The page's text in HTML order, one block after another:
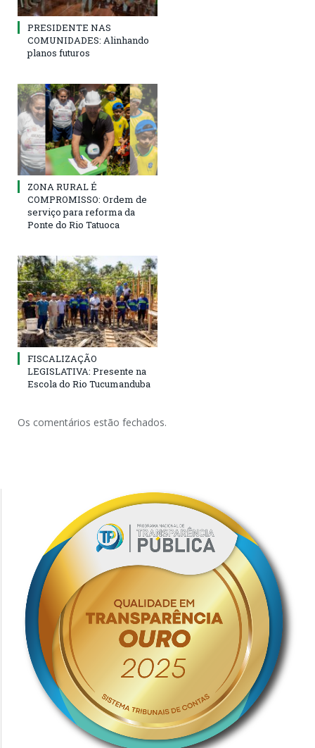
PRESIDENTE NAS
COMUNIDADES: Alinhando
planos futuros
ZONA RURAL É
COMPROMISSO: Ordem de
serviço para reforma da
Ponte do Rio Tatuoca
FISCALIZAÇÃO
LEGISLATIVA: Presente na
Escola do Rio Tucumanduba
Os comentários estão fechados.